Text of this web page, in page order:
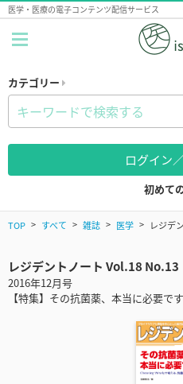
医学・医療の電子コンテンツ配信サービス
カテゴリー
ログイン
初めて
TOP すべて 雑誌 医学 レジデ
レジデントノート Vol.18 No.13
2016年12月号
【特集】その抗菌薬、本当に必要で